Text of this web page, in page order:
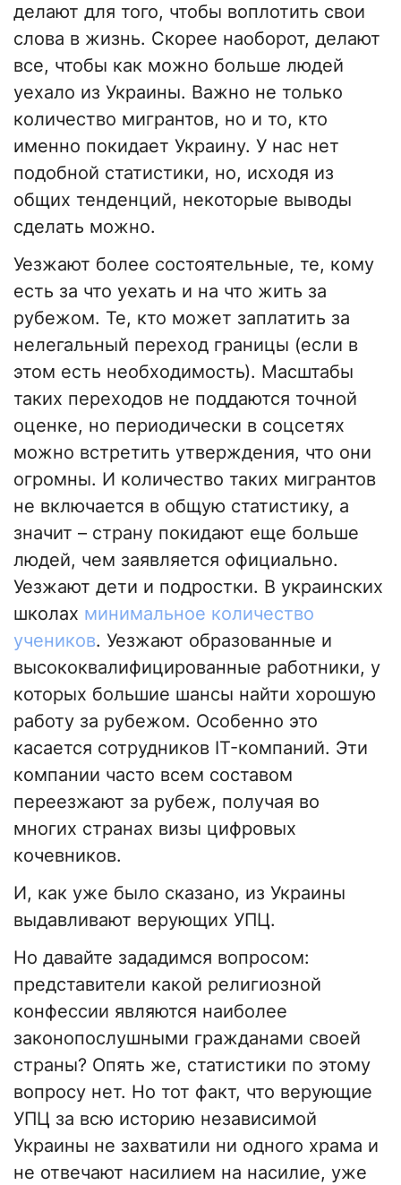
делают для того, чтобы воплотить свои
слова в жизнь. Скорее наоборот, делают
все, чтобы как можно больше людей
уехало из Украины. Важно не только
количество мигрантов, но и то, кто
именно покидает Украину. У нас нет
подобной статистики, но, исходя из
общих тенденций, некоторые выводы
сделать можно.
Уезжают более состоятельные, те, кому
есть за что уехать и на что жить за
рубежом. Те, кто может заплатить за
нелегальный переход границы (если в
этом есть необходимость). Масштабы
таких переходов не поддаются точной
оценке, но периодически в соцсетях
можно встретить утверждения, что они
огромны. И количество таких мигрантов
не включается в общую статистику, а
значит – страну покидают еще больше
людей, чем заявляется официально.
Уезжают дети и подростки. В украинских
школах минимальное количество
учеников. Уезжают образованные и
высококвалифицированные работники, у
которых большие шансы найти хорошую
работу за рубежом. Особенно это
касается сотрудников IT-компаний. Эти
компании часто всем составом
переезжают за рубеж, получая во
многих странах визы цифровых
кочевников.
И, как уже было сказано, из Украины
выдавливают верующих УПЦ.
Но давайте зададимся вопросом:
представители какой религиозной
конфессии являются наиболее
законопослушными гражданами своей
страны? Опять же, статистики по этому
вопросу нет. Но тот факт, что верующие
УПЦ за всю историю независимой
Украины не захватили ни одного храма и
не отвечают насилием на насилие, уже